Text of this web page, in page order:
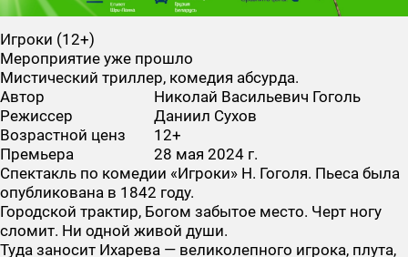
Игроки (12+)
Мероприятие уже прошло
Мистический триллер, комедия абсурда.
Автор
Николай Васильевич Гоголь
Режиссер
Даниил Сухов
Возрастной ценз
12+
Премьера
28 мая 2024 г.
Спектакль по комедии «Игроки» Н. Гоголя. Пьеса была
опубликована в 1842 году.
Городской трактир, Богом забытое место. Черт ногу
сломит. Ни одной живой души.
Туда заносит Ихарева — великолепного игрока, плута,